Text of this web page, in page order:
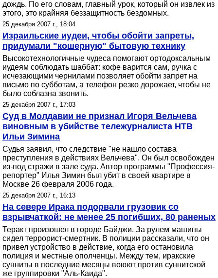
дождь. По его словам, главный урок, который он извлек из
этого, это крайняя беззащитность бездомных.
25 декабря 2007 г., 18:04
Израильские иудеи, чтобы обойти запреты,
придумали "кошерную" бытовую технику
Высокотехнологичные чудеса помогают ортодоксальным
иудеям соблюдать шаббат: кофе варится сам, ручка с
исчезающими чернилами позволяет обойти запрет на
письмо по субботам, а телефон резко дорожает, чтобы не
было соблазна звонить.
25 декабря 2007 г., 17:03
Суд в Молдавии не признал Игоря Вельчева
виновным в убийстве тележурналиста НТВ
Ильи Зимина
Судья заявил, что следствие "не нашло состава
преступления в действиях Вельчева". Он был освобожден
из-под стражи в зале суда. Автор программы "Профессия-
репортер" Илья Зимин был убит в своей квартире в
Москве 26 февраля 2006 года.
25 декабря 2007 г., 16:13
На севере Ирака подорвали грузовик со
взрывчаткой: не менее 25 погибших, 80 раненых
Теракт произошел в городе Байджи. За рулем машины
сидел террорист-смертник. В полиции рассказали, что он
привел устройство в действие, когда его остановила
полиция и местные ополченцы. Между тем, иракские
сунниты в последние месяцы воюют против суннитской
же группировки "Аль-Каида".